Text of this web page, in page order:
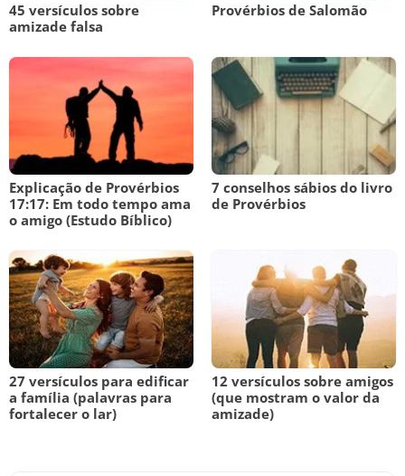
45 versículos sobre
amizade falsa
Provérbios de Salomão
Explicação de Provérbios
17:17: Em todo tempo ama
o amigo (Estudo Bíblico)
7 conselhos sábios do livro
de Provérbios
27 versículos para edificar
a família (palavras para
fortalecer o lar)
12 versículos sobre amigos
(que mostram o valor da
amizade)